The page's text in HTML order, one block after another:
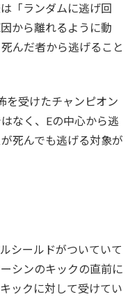
「ランダムに逃げ回
から離れるように動
んだ者から逃げること
を受けたチャンピオン
なく、Eの中心から逃
死んでも逃げる対象が
シールドがついていて
シンのキックの直前に
ックに対して受けてい